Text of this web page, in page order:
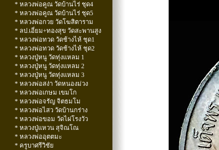
* หลวงพ่อคูณ วัดบ้านไร่ ชุด4
* หลวงพ่อคูณ วัดบ้านไร่ ชุด5
* หลวงพ่อกวย วัดโฆสิตาราม
* ลป.เอี่ยม+ทองสุข วัดสะพานสูง
* หลวงพ่อทวด วัดช้างไห้ ชุด1
* หลวงพ่อทวด วัดช้างไห้ ชุด2
* หลวงปู่หนู วัดทุ่งแหลม 1
* หลวงปู่หนู วัดทุ่งแหลม 2
* หลวงปู่หนู วัดทุ่งแหลม 3
* หลวงพ่อสง่า วัดหนองม่วง
* หลวงพ่อเกษม เขมโก
* หลวงพ่อจรัญ จิตธมโม
* หลวงพ่อไสว วัดบ้านกร่าง
* หลวงพ่อขอม วัดไผ่โรงวัว
* หลวงปู่แหวน สุจิณโณ
* หลวงพ่ออุตตมะ
* ครูบาศรีวิชัย